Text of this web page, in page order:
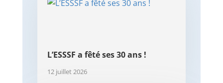
L’ESSSF a fêté ses 30 ans !
12 juillet 2026